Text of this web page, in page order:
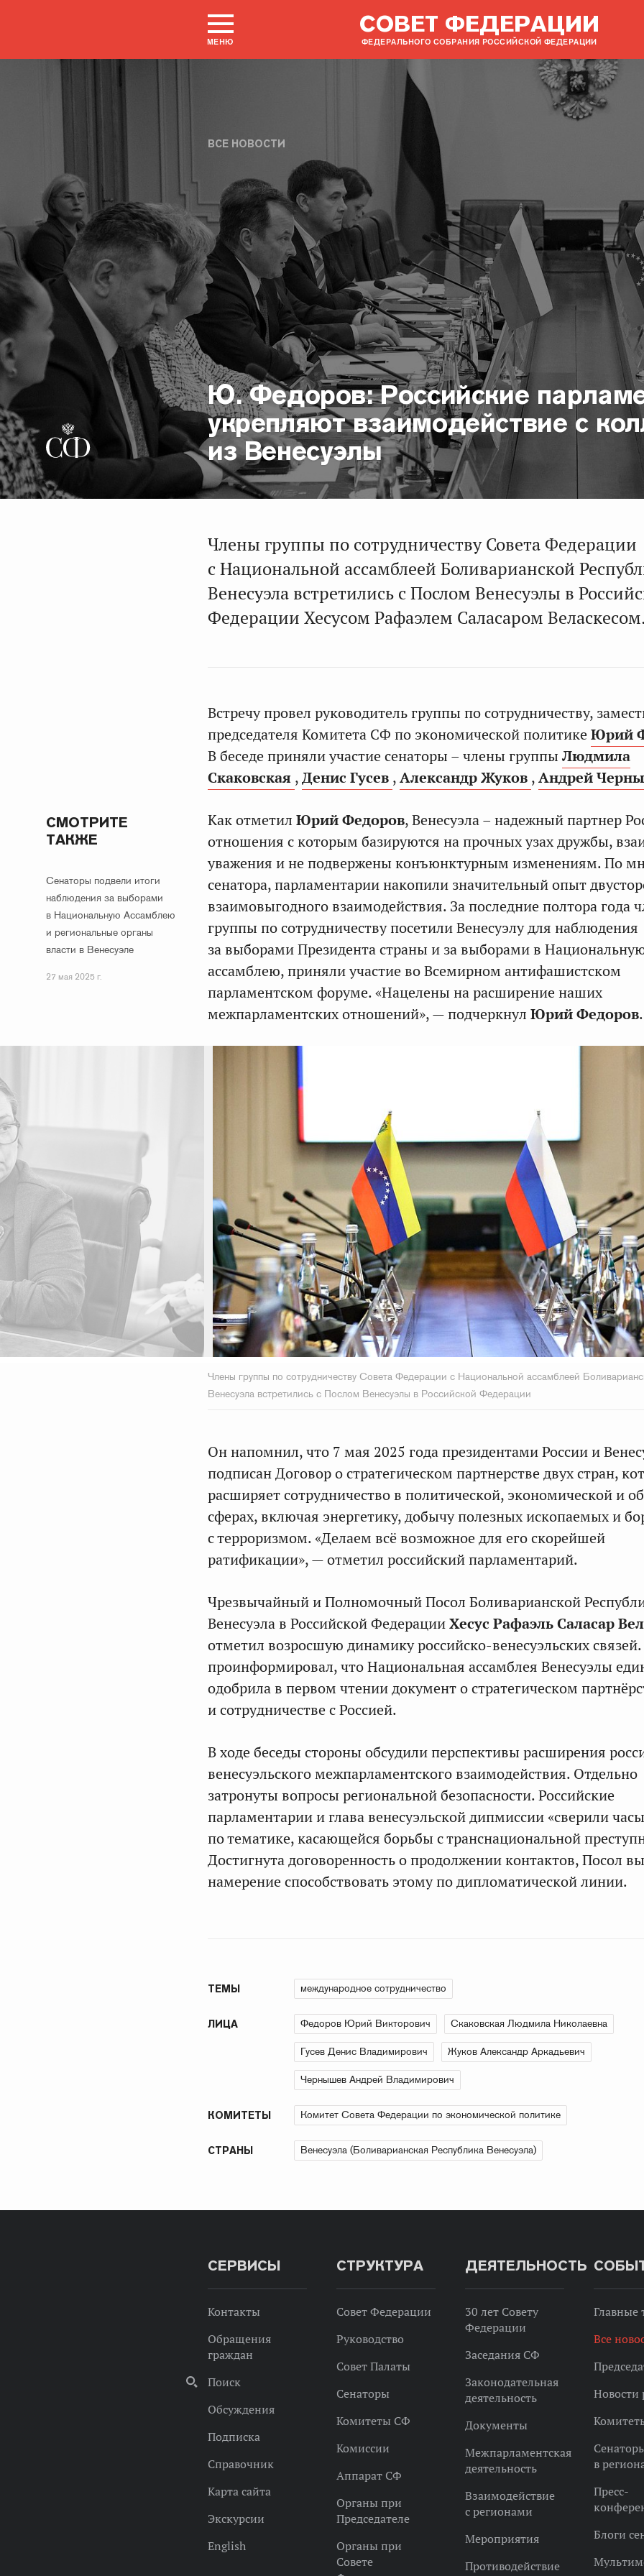
МЕНЮ
СОВЕТ ФЕДЕРАЦИИ
ФЕДЕРАЛЬНОГО СОБРАНИЯ РОССИЙСКОЙ ФЕДЕРАЦИИ
ВСЕ НОВОСТИ
Ю. Федоров: Российские
укрепляют взаимодействие с
из Венесуэлы
Члены группы по сотрудничеству Совета Федерации
с Национальной ассамблеей Боливарианской
Венесуэла встретились с Послом Венесуэлы в
Федерации Хесусом Рафаэлем Саласаром Веласкесом.
Встречу провел руководитель группы по сотрудничеству,
председателя Комитета СФ по экономической политике Юрий
В беседе приняли участие сенаторы – члены группы Людмила
Скаковская ,Денис Гусев ,Александр Жуков ,Андрей
СМОТРИТЕ
ТАКЖЕ
Сенаторы подвели итоги
наблюдения за выборами
в Национальную Ассамблею
и региональные органы
власти в Венесуэле
27 мая 2025 г.
Как отметил Юрий Федоров, Венесуэла – надежный партнер
отношения с которым базируются на прочных узах дружбы,
уважения и не подвержены конъюнктурным изменениям. По
сенатора, парламентарии накопили значительный опыт
взаимовыгодного взаимодействия. За последние полтора года
группы по сотрудничеству посетили Венесуэлу для наблюдения
за выборами Президента страны и за выборами в
ассамблею, приняли участие во Всемирном антифашистском
парламентском форуме. «Нацелены на расширение наших
межпарламентских отношений», — подчеркнул Юрий Федоров.
Члены группы по сотрудничеству Совета Федерации с Национальной ассамблеей
Венесуэла встретились с Послом Венесуэлы в Российской Федерации
Он напомнил, что 7 мая 2025 года президентами России и
подписан Договор о стратегическом партнерстве двух стран,
расширяет сотрудничество в политической, экономической и
сферах, включая энергетику, добычу полезных ископаемых и
с терроризмом. «Делаем всё возможное для его скорейшей
ратификации», — отметил российский парламентарий.
Чрезвычайный и Полномочный Посол Боливарианской
Венесуэла в Российской ФедерацииХесус Рафаэль Саласар
отметил возросшую динамику российско-венесуэльских
проинформировал, что Национальная ассамблея Венесуэлы
одобрила в первом чтении документ о стратегическом
и сотрудничестве с Россией.
В ходе беседы стороны обсудили перспективы расширения
венесуэльского межпарламентского взаимодействия. Отдельно
затронуты вопросы региональной безопасности. Российские
парламентарии и глава венесуэльской дипмиссии «сверили
по тематике, касающейся борьбы с транснациональной
Достигнута договоренность о продолжении контактов, Посол
намерение способствовать этому по дипломатической линии.
ТЕМЫ международное сотрудничество
ЛИЦА Федоров Юрий Викторович Скаковская Людмила Николаевна
Гусев Денис Владимирович Жуков Александр Аркадьевич
Чернышев Андрей Владимирович
КОМИТЕТЫ Комитет Совета Федерации по экономической политике
СТРАНЫ Венесуэла (Боливарианская Республика Венесуэла)
СЕРВИСЫ
Контакты
Обращения
граждан
Поиск
Обсуждения
Подписка
Справочник
Карта сайта
Экскурсии
English
СТРУКТУРА
Совет Федерации
Руководство
Совет Палаты
Сенаторы
Комитеты СФ
Комиссии
Аппарат СФ
Органы при
Председателе
Органы при
Совете
ДЕЯТЕЛЬНОСТЬ
30 лет Совету
Федерации
Заседания СФ
Законодательная
деятельность
Документы
Межпарламентская
деятельность
Взаимодействие
с регионами
Мероприятия
Противодействие
Главные
Все
Новости
в
Пресс-
Блоги